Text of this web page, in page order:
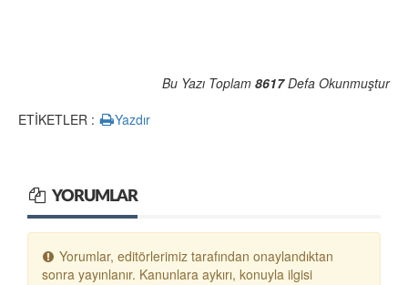
Bu Yazı Toplam 8617Defa Okunmuştur
ETİKETLER :
Yazdır
YORUMLAR
Yorumlar, editörlerimiz tarafından onaylandıktan
sonra yayınlanır. Kanunlara aykırı, konuyla ilgisi